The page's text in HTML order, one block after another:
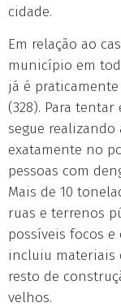
cidade.
Em relação ao
município em
já é
(328). Para
segue realizando
exatamente no
pessoas com
Mais de 10
ruas e terrenos
possíveis focos e
incluiu materiais
resto de
velhos.